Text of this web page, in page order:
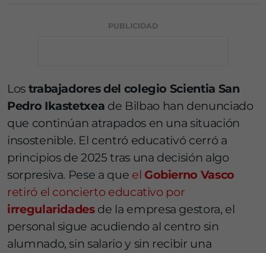
PUBLICIDAD
Los trabajadores del colegio Scientia San
Pedro Ikastetxea de Bilbao han denunciado
que continúan atrapados en una situación
insostenible. El centró educativó cerró a
principios de 2025 tras una decisión algo
sorpresiva. Pese a que el Gobierno Vasco
retiró el concierto educativo por
irregularidadesde la empresa gestora, el
personal sigue acudiendo al centro sin
alumnado, sin salario y sin recibir una